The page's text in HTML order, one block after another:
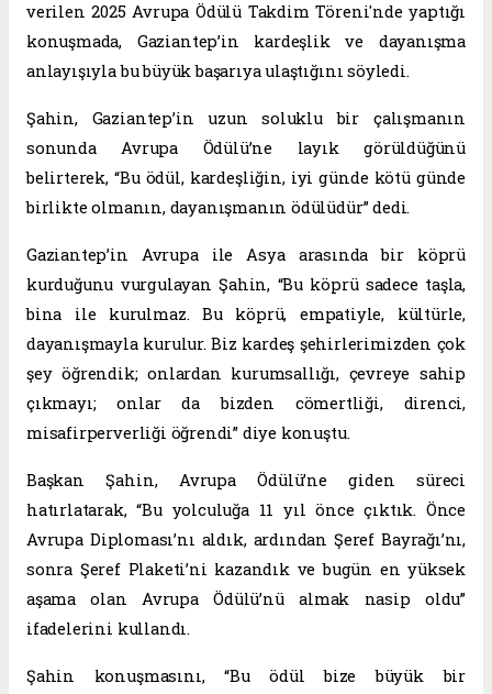
verilen 2025 Avrupa Ödülü Takdim Töreni'nde yaptığı
konuşmada, Gaziantep’in kardeşlik ve dayanışma
anlayışıyla bu büyük başarıya ulaştığını söyledi.
Şahin, Gaziantep’in uzun soluklu bir çalışmanın
sonunda Avrupa Ödülü’ne layık görüldüğünü
belirterek, “Bu ödül, kardeşliğin, iyi günde kötü günde
birlikte olmanın, dayanışmanın ödülüdür” dedi.
Gaziantep’in Avrupa ile Asya arasında bir köprü
kurduğunu vurgulayan Şahin, “Bu köprü sadece taşla,
bina ile kurulmaz. Bu köprü, empatiyle, kültürle,
dayanışmayla kurulur. Biz kardeş şehirlerimizden çok
şey öğrendik; onlardan kurumsallığı, çevreye sahip
çıkmayı; onlar da bizden cömertliği, direnci,
misafirperverliği öğrendi” diye konuştu.
Başkan Şahin, Avrupa Ödülü’ne giden süreci
hatırlatarak, “Bu yolculuğa 11 yıl önce çıktık. Önce
Avrupa Diploması’nı aldık, ardından Şeref Bayrağı’nı,
sonra Şeref Plaketi’ni kazandık ve bugün en yüksek
aşama olan Avrupa Ödülü’nü almak nasip oldu”
ifadelerini kullandı.
Şahin konuşmasını, “Bu ödül bize büyük bir